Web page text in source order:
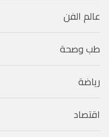
عالم الفن
طب وصحة
رياضة
اقتصاد